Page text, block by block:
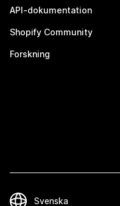
API-dokumentation
Shopify Community
Forskning